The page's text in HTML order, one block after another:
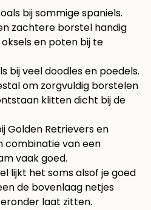
bij sommige spaniels.
zachtere borstel handig
en poten bij te
bij veel doodles en poedels.
om zorgvuldig borstelen
klitten dicht bij de
Golden Retrievers en
combinatie van een
vaak goed.
lijkt het soms alsof je goed
de bovenlaag netjes
laat zitten.